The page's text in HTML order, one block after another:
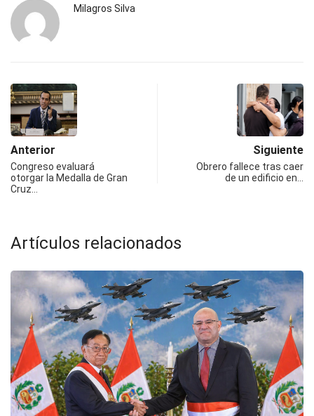
Milagros Silva
Anterior
Congreso evaluará
otorgar la Medalla de Gran
Cruz…
Siguiente
Obrero fallece tras caer
de un edificio en…
Artículos relacionados